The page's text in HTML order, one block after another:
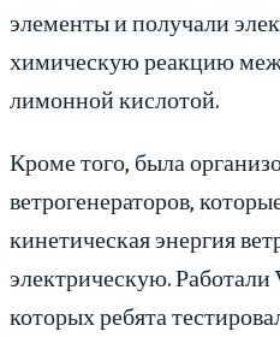
элементы и получали
химическую реакцию
лимонной кислотой.
Кроме того, была
ветрогенераторов,
кинетическая энергия
электрическую.
которых ребята